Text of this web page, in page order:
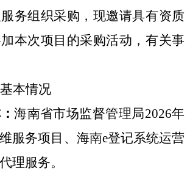
服务组织采购，现邀请具有资质
本次项目的采购活动，有关事
基本情况
海南省市场监督管理局2026年
服务项目 、海南e登记系统运营
理服务。